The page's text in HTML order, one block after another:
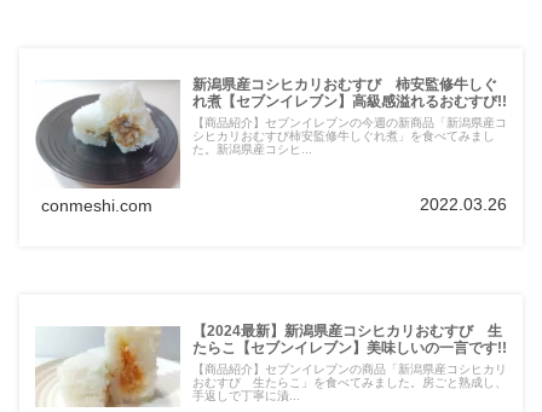
新潟県産コシヒカリおむすび 柿安監修牛しぐ
れ煮【セブンイレブン】高級感溢れるおむすび!!
【商品紹介】セブンイレブンの今週の新商品「新潟県産コ
シヒカリおむすび柿安監修牛しぐれ煮」を食べてみまし
た。新潟県産コシヒ...
conmeshi.com 2022.03.26
【2024最新】新潟県産コシヒカリおむすび 生
たらこ【セブンイレブン】美味しいの一言です!!
【商品紹介】セブンイレブンの商品「新潟県産コシヒカリ
おむすび 生たらこ」を食べてみました。房ごと熟成し、
手返しで丁寧に漬...